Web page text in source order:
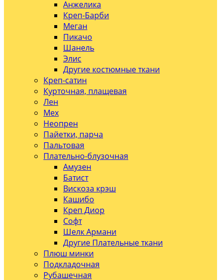
Анжелика
Креп-Барби
Меган
Пикачо
Шанель
Элис
Другие костюмные ткани
Креп-сатин
Курточная, плащевая
Лен
Мех
Неопрен
Пайетки, парча
Пальтовая
Плательно-блузочная
Амузен
Батист
Вискоза крэш
Кашибо
Креп Диор
Софт
Шелк Армани
Другие Плательные ткани
Плюш минки
Подкладочная
Рубашечная